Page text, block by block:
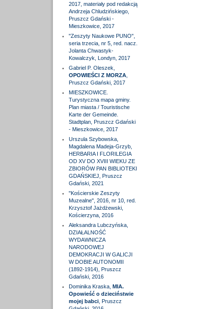
2017, materiały pod redakcją
Andrzeja Chludzińskiego,
Pruszcz Gdański -
Mieszkowice, 2017
"Zeszyty Naukowe PUNO",
seria trzecia, nr 5, red. nacz.
Jolanta Chwastyk-
Kowalczyk, Londyn, 2017
Gabriel P. Oleszek,
OPOWIEŚCI Z MORZA,
Pruszcz Gdański, 2017
MIESZKOWICE.
Turystyczna mapa gminy.
Plan miasta / Touristische
Karte der Gemeinde.
Stadtplan, Pruszcz Gdański
- Mieszkowice, 2017
Urszula Szybowska,
Magdalena Madeja-Grzyb,
HERBARIA I FLORILEGIA
OD XV DO XVIII WIEKU ZE
ZBIORÓW PAN BIBLIOTEKI
GDAŃSKIEJ, Pruszcz
Gdański, 2021
"Kościerskie Zeszyty
Muzealne", 2016, nr 10, red.
Krzysztof Jażdżewski,
Kościerzyna, 2016
Aleksandra Lubczyńska,
DZIAŁALNOŚĆ
WYDAWNICZA
NARODOWEJ
DEMOKRACJI W GALICJI
W DOBIE AUTONOMII
(1892-1914), Pruszcz
Gdański, 2016
Dominika Kraska, MIA.
Opowieść o dzieciństwie
mojej babci, Pruszcz